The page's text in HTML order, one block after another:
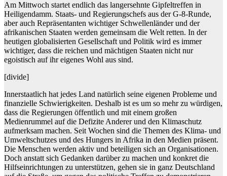
Am Mittwoch startet endlich das langersehnte Gipfeltreffen in
Heiligendamm. Staats- und Regierungschefs aus der G-8-Runde,
aber auch Repräsentanten wichtiger Schwellenländer und der
afrikanischen Staaten werden gemeinsam die Welt retten. In der
heutigen globalisierten Gesellschaft und Politik wird es immer
wichtiger, dass die reichen und mächtigen Staaten nicht nur
egoistisch auf ihr eigenes Wohl aus sind.
[divide]
Innerstaatlich hat jedes Land natürlich seine eigenen Probleme und
finanzielle Schwierigkeiten. Deshalb ist es um so mehr zu würdigen,
dass die Regierungen öffentlich und mit einem großen
Medienrummel auf die Defizite Anderer und den Klimaschutz
aufmerksam machen. Seit Wochen sind die Themen des Klima- und
Umweltschutzes und des Hungers in Afrika in den Medien präsent.
Die Menschen werden aktiv und beteiligen sich an Organisationen.
Doch anstatt sich Gedanken darüber zu machen und konkret die
Hilfseinrichtungen zu unterstützen, gehen sie in ganz Deutschland